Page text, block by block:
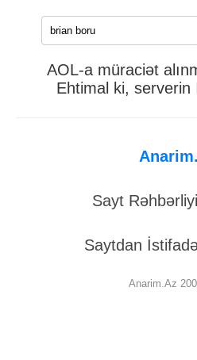
AOL-a müraciət
Ehtimal ki, serverin
Sayt
Saytdan
Anarim.Az